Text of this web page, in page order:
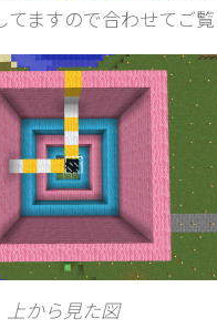
てますので合わせてご
上から見た図